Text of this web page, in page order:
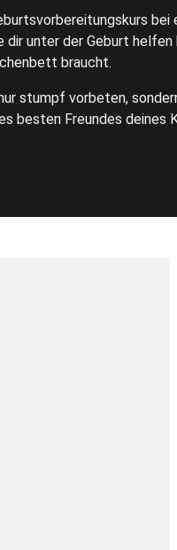
dir unter der Geburt
braucht.
stumpf vorbeten,
besten Freundes deines